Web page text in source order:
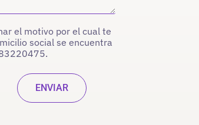
el motivo por el cual te
social se encuentra